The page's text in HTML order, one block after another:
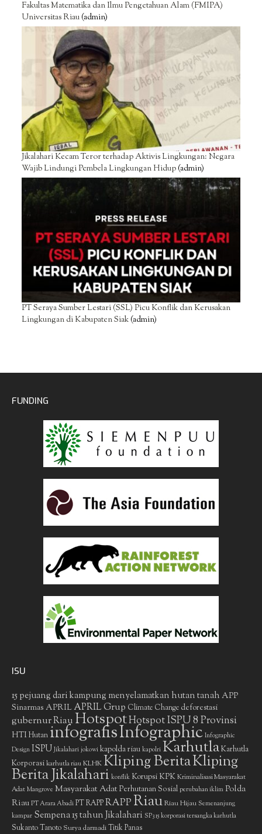
Fakultas Matematika dan Ilmu Pengetahuan Alam (FMIPA)
Universitas Riau(admin)
Jikalahari Kecam Teror terhadap Aktivis Lingkungan: Negara
Wajib Lindungi Pembela Lingkungan Hidup(admin)
PT Seraya Sumber Lestari (SSL) Picu Konflik dan Kerusakan
Lingkungan di Kabupaten Siak(admin)
FUNDING
ISU
15 pejuang dari kampung menyelamatkan hutan tanah APP
Sinarmas APRIL APRIL Grup Climate Change deforestasi
gubernur RiauHotspotHotspot ISPU 8 Provinsi
HTIHutan infografisInfographic Infographic
Design ISPU Jikalahari jokowi kapolda riau kapolri KarhutlaKarhutla
Korporasikarhutla riauKLHKKliping BeritaKliping
Berita Jikalahari konflik Korupsi KPKKriminalisasi Masyarakat
Adat Mangrove Masyarakat AdatPerhutanan Sosial perubahan iklim Polda
Riau PT Arara Abadi PT RAPPRAPPRiauRiau Hijau Semenanjung
kampar Sempena 15 tahun Jikalahari SP3 15 korporasi tersangka karhutla
Sukanto Tanoto Surya darmadiTitik Panas